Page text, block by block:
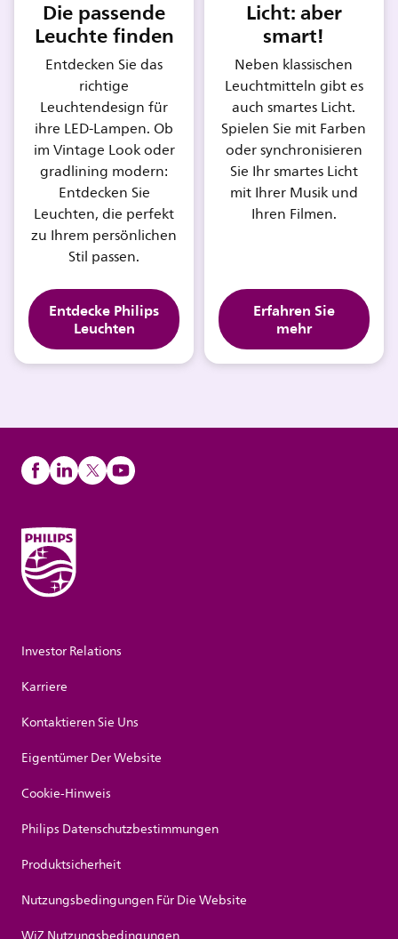
Die passende
Leuchte finden
Entdecken Sie das
richtige
Leuchtendesign für
ihre LED-Lampen. Ob
im Vintage Look oder
gradlining modern:
Entdecken Sie
Leuchten, die perfekt
zu Ihrem persönlichen
Stil passen.
Entdecke Philips
Leuchten
Licht: aber
smart!
Neben klassischen
Leuchtmitteln gibt es
auch smartes Licht.
Spielen Sie mit Farben
oder synchronisieren
Sie Ihr smartes Licht
mit Ihrer Musik und
Ihren Filmen.
Erfahren Sie
mehr
Investor Relations
Karriere
Kontaktieren Sie Uns
Eigentümer Der Website
Cookie-Hinweis
Philips Datenschutzbestimmungen
Produktsicherheit
Nutzungsbedingungen Für Die Website